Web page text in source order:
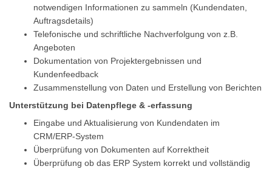
notwendigen Informationen zu sammeln (Kundendaten,
Auftragsdetails)
Telefonische und schriftliche Nachverfolgung von z.B.
Angeboten
Dokumentation von Projektergebnissen und
Kundenfeedback
Zusammenstellung von Daten und Erstellung von Berichten
Unterstützung bei Datenpflege & -erfassung
Eingabe und Aktualisierung von Kundendaten im
CRM/ERP-System
Überprüfung von Dokumenten auf Korrektheit
Überprüfung ob das ERP System korrekt und vollständig